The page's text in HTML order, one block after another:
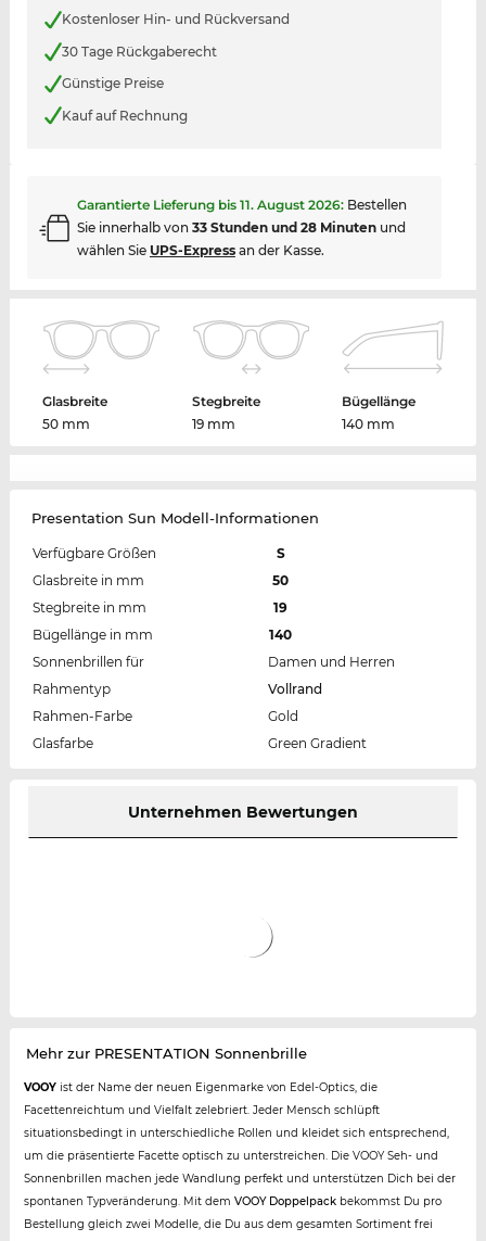
Kostenloser Hin- und Rückversand
30 Tage Rückgaberecht
Günstige Preise
Kauf auf Rechnung
Garantierte Lieferung bis 11. August 2026: Bestellen
Sie innerhalb von 33 Stunden und 28 Minutenund
wählen Sie UPS-Expressan der Kasse.
Glasbreite
50 mm
Stegbreite
19 mm
Bügellänge
140 mm
Presentation Sun Modell-Informationen
Verfügbare Größen
S
Glasbreite in mm
50
Stegbreite in mm
19
Bügellänge in mm
140
Sonnenbrillen für
Damen und Herren
Rahmentyp
Vollrand
Rahmen-Farbe
Gold
Glasfarbe
Green Gradient
Unternehmen Bewertungen
Mehr zur PRESENTATION Sonnenbrille
VOOYist der Name der neuen Eigenmarke von Edel-Optics, die
Facettenreichtum und Vielfalt zelebriert. Jeder Mensch schlüpft
situationsbedingt in unterschiedliche Rollen und kleidet sich entsprechend,
um die präsentierte Facette optisch zu unterstreichen. Die VOOY Seh- und
Sonnenbrillen machen jede Wandlung perfekt und unterstützen Dich bei der
spontanen Typveränderung. Mit dem VOOY Doppelpackbekommst Du pro
Bestellung gleich zwei Modelle, die Du aus dem gesamten Sortiment frei